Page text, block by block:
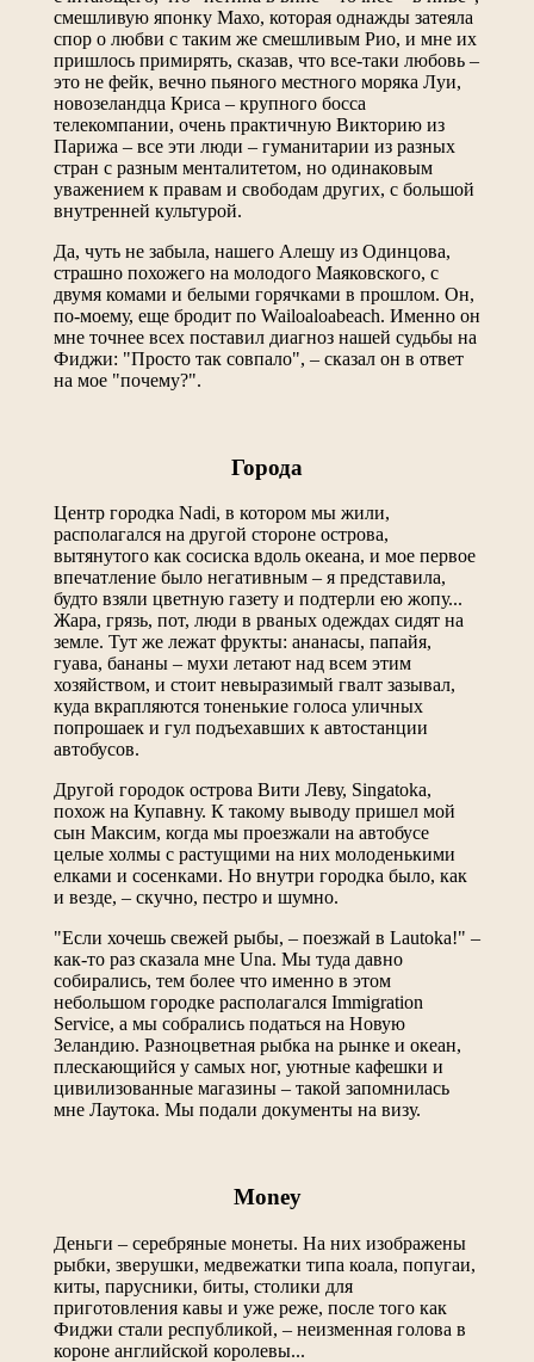
смешливую японку Махо, которая однажды затеяла
спор о любви с таким же смешливым Рио, и мне их
пришлось примирять, сказав, что все-таки любовь –
это не фейк, вечно пьяного местного моряка Луи,
новозеландца Криса – крупного босса
телекомпании, очень практичную Викторию из
Парижа – все эти люди – гуманитарии из разных
стран с разным менталитетом, но одинаковым
уважением к правам и свободам других, с большой
внутренней культурой.
Да, чуть не забыла, нашего Алешу из Одинцова,
страшно похожего на молодого Маяковского, с
двумя комами и белыми горячками в прошлом. Он,
по-моему, еще бродит по Wailoaloabeach. Именно он
мне точнее всех поставил диагноз нашей судьбы на
Фиджи: "Просто так совпало", – сказал он в ответ
на мое "почему?".
Города
Центр городка Nadi, в котором мы жили,
располагался на другой стороне острова,
вытянутого как сосиска вдоль океана, и мое первое
впечатление было негативным – я представила,
будто взяли цветную газету и подтерли ею жопу...
Жара, грязь, пот, люди в рваных одеждах сидят на
земле. Тут же лежат фрукты: ананасы, папайя,
гуава, бананы – мухи летают над всем этим
хозяйством, и стоит невыразимый гвалт зазывал,
куда вкрапляются тоненькие голоса уличных
попрошаек и гул подъехавших к автостанции
автобусов.
Другой городок острова Вити Леву, Singatoka,
похож на Купавну. К такому выводу пришел мой
сын Максим, когда мы проезжали на автобусе
целые холмы с растущими на них молоденькими
елками и сосенками. Но внутри городка было, как
и везде, – скучно, пестро и шумно.
"Eсли хочешь свежей рыбы, – поезжай в Lautoka!" –
как-то раз сказала мне Una. Мы туда давно
собирались, тем более что именно в этом
небольшом городке располагался Immigration
Service, а мы собрались податься на Новую
Зеландию. Разноцветная рыбка на рынке и океан,
плескающийся у самых ног, уютные кафешки и
цивилизованные магазины – такой запомнилась
мне Лаутока. Мы подали документы на визу.
Money
Деньги – серебряные монеты. На них изображены
рыбки, зверушки, медвежатки типа коала, попугаи,
киты, парусники, биты, столики для
приготовления кавы и уже реже, после того как
Фиджи стали республикой, – неизменная голова в
короне английской королевы...